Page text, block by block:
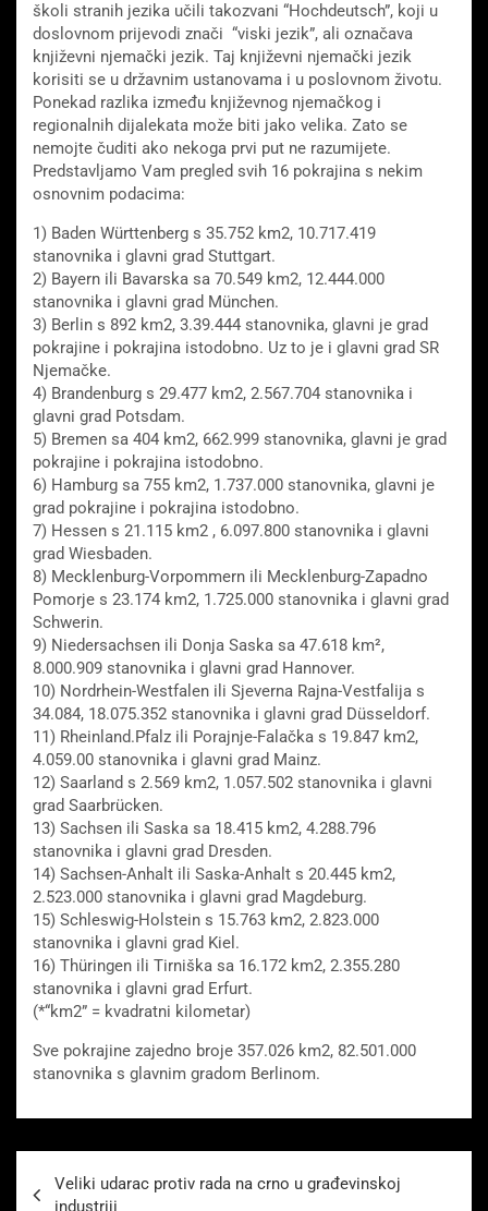
školi stranih jezika učili takozvani “Hochdeutsch”, koji u
doslovnom prijevodi znači “viski jezik”, ali označava
književni njemački jezik. Taj književni njemački jezik
korisiti se u državnim ustanovama i u poslovnom životu.
Ponekad razlika između književnog njemačkog i
regionalnih dijalekata može biti jako velika. Zato se
nemojte čuditi ako nekoga prvi put ne razumijete.
Predstavljamo Vam pregled svih 16 pokrajina s nekim
osnovnim podacima:
1) Baden Württenberg s 35.752 km2, 10.717.419
stanovnika i glavni grad Stuttgart.
2) Bayern ili Bavarska sa 70.549 km2, 12.444.000
stanovnika i glavni grad München.
3) Berlin s 892 km2, 3.39.444 stanovnika, glavni je grad
pokrajine i pokrajina istodobno. Uz to je i glavni grad SR
Njemačke.
4) Brandenburg s 29.477 km2, 2.567.704 stanovnika i
glavni grad Potsdam.
5) Bremen sa 404 km2, 662.999 stanovnika, glavni je grad
pokrajine i pokrajina istodobno.
6) Hamburg sa 755 km2, 1.737.000 stanovnika, glavni je
grad pokrajine i pokrajina istodobno.
7) Hessen s 21.115 km2 , 6.097.800 stanovnika i glavni
grad Wiesbaden.
8) Mecklenburg-Vorpommern ili Mecklenburg-Zapadno
Pomorje s 23.174 km2, 1.725.000 stanovnika i glavni grad
Schwerin.
9) Niedersachsen ili Donja Saska sa 47.618 km²,
8.000.909 stanovnika i glavni grad Hannover.
10) Nordrhein-Westfalen ili Sjeverna Rajna-Vestfalija s
34.084, 18.075.352 stanovnika i glavni grad Düsseldorf.
11) Rheinland.Pfalz ili Porajnje-Falačka s 19.847 km2,
4.059.00 stanovnika i glavni grad Mainz.
12) Saarland s 2.569 km2, 1.057.502 stanovnika i glavni
grad Saarbrücken.
13) Sachsen ili Saska sa 18.415 km2, 4.288.796
stanovnika i glavni grad Dresden.
14) Sachsen-Anhalt ili Saska-Anhalt s 20.445 km2,
2.523.000 stanovnika i glavni grad Magdeburg.
15) Schleswig-Holstein s 15.763 km2, 2.823.000
stanovnika i glavni grad Kiel.
16) Thüringen ili Tirniška sa 16.172 km2, 2.355.280
stanovnika i glavni grad Erfurt.
(*“km2” = kvadratni kilometar)
Sve pokrajine zajedno broje 357.026 km2, 82.501.000
stanovnika s glavnim gradom Berlinom.
Veliki udarac protiv rada na crno u građevinskoj
industriji